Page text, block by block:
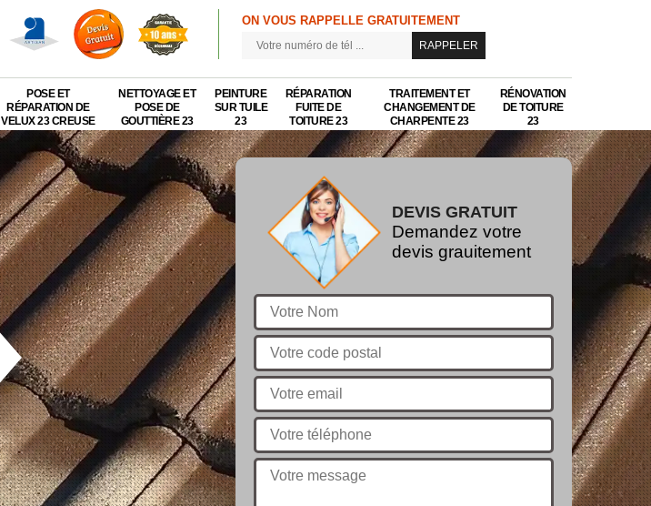
ON VOUS RAPPELLE GRATUITEMENT
POSE ET
RÉPARATION DE
VELUX 23 CREUSE
NETTOYAGE ET
POSE DE
GOUTTIÈRE 23
PEINTURE
SUR TUILE
23
RÉPARATION
FUITE DE
TOITURE 23
TRAITEMENT ET
CHANGEMENT DE
CHARPENTE 23
RÉNOVATION
DE TOITURE
23
DEVIS GRATUIT
Demandez votre
devis grauitement